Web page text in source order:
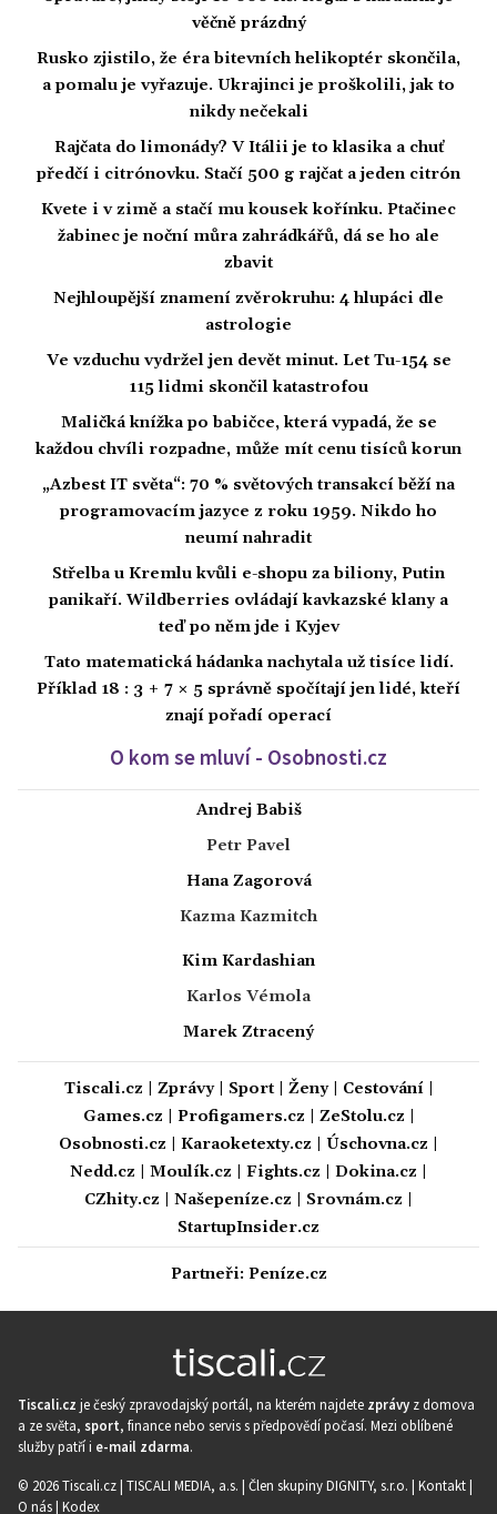
věčně prázdný
Rusko zjistilo, že éra bitevních helikoptér skončila,
a pomalu je vyřazuje. Ukrajinci je proškolili, jak to
nikdy nečekali
Rajčata do limonády? V Itálii je to klasika a chuť
předčí i citrónovku. Stačí 500 g rajčat a jeden citrón
Kvete i v zimě a stačí mu kousek kořínku. Ptačinec
žabinec je noční můra zahrádkářů, dá se ho ale
zbavit
Nejhloupější znamení zvěrokruhu: 4 hlupáci dle
astrologie
Ve vzduchu vydržel jen devět minut. Let Tu-154 se
115 lidmi skončil katastrofou
Maličká knížka po babičce, která vypadá, že se
každou chvíli rozpadne, může mít cenu tisíců korun
„Azbest IT světa“: 70 % světových transakcí běží na
programovacím jazyce z roku 1959. Nikdo ho
neumí nahradit
Střelba u Kremlu kvůli e-shopu za biliony, Putin
panikaří. Wildberries ovládají kavkazské klany a
teď po něm jde i Kyjev
Tato matematická hádanka nachytala už tisíce lidí.
Příklad 18 : 3 + 7 × 5 správně spočítají jen lidé, kteří
znají pořadí operací
O kom se mluví - Osobnosti.cz
Andrej Babiš
Petr Pavel
Hana Zagorová
Kazma Kazmitch
Kim Kardashian
Karlos Vémola
Marek Ztracený
Tiscali.cz Zprávy| Sport| Ženy| Cestování|
Games.cz
Profigamers.cz ZeStolu.cz
Osobnosti.cz
Karaoketexty.cz Úschovna.cz
Nedd.cz
Moulík.cz Fights.cz Dokina.cz
CZhity.cz
Našepeníze.cz Srovnám.cz
StartupInsider.cz
Partneři: Peníze.cz
Tiscali.cz je český zpravodajský portál, na kterém najdete zprávy z domova
a ze světa, sport, finance nebo servis s předpovědí počasí. Mezi oblíbené
služby patří i e-mail zdarma.
© 2026 Tiscali.cz | TISCALI MEDIA, a.s. | Člen skupiny DIGNITY, s.r.o. | Kontakt|
O nás| Kodex